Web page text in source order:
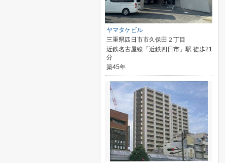
ヤマタケビル
三重県四日市市久保田２丁目
近鉄名古屋線「近鉄四日市」駅 徒歩21
分
築45年